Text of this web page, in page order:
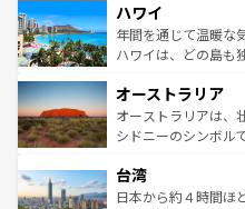
ば市内交通費無料で観光
着のスイス情報はコ
のような巨大都市は
ンメントが詰まった
西部には大自然が広
部のニューオーリン
文化が魅力。旅行者
しみながら、その多
ならではの贅沢な旅のスタイルだ
情報はコンテンツ一
ハワイ
年間を通じて温暖な
ハワイは、どの島も
ワイ島は見逃せない
島だが、静かな自然
おすすめ。エメラル
れるおもてなしの心
人々、おいしいロー
オーストラリア
オーストラリアは、
シドニーのシンボル
リアリーフや大陸中
ク）、タスマニアの
台湾
日本から約４時間ほ